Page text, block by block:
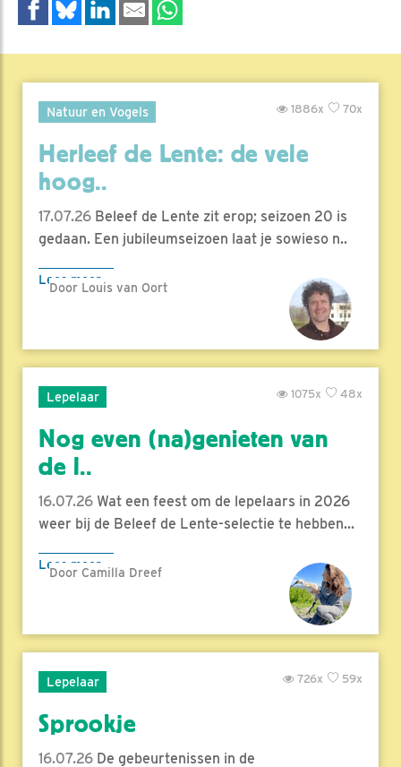
Natuur en Vogels 70x
1886x
Herleef de Lente: de vele
hoog..
17.07.26 Beleef de Lente zit erop; seizoen 20 is
gedaan. Een jubileumseizoen laat je sowieso n..
Lees meer
Door Louis van Oort
Lepelaar 48x
1075x
Nog even (na)genieten van
de l..
16.07.26 Wat een feest om de lepelaars in 2026
weer bij de Beleef de Lente-selectie te hebben...
Lees meer
Door Camilla Dreef
Lepelaar 59x
726x
Sprookje
16.07.26 De gebeurtenissen in de